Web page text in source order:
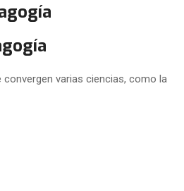
convergen varias ciencias, como la